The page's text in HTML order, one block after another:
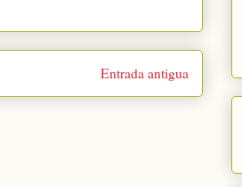
Entrada antigua